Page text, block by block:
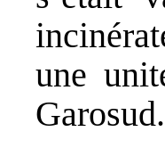
une
Garosud.